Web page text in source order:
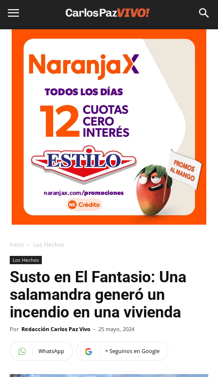
Inicio Los Hechos
Los Hechos
Susto en El Fantasio: Una
salamandra generó un
incendio en una vivienda
Por Redacción Carlos Paz Vivo - 25 mayo, 2024
WhatsApp + Seguinos en Google